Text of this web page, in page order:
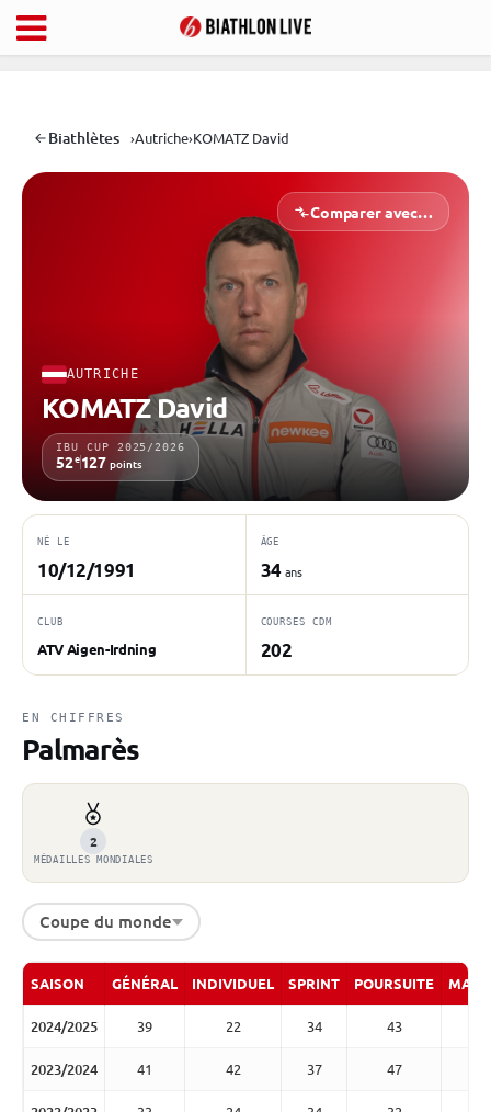
Biathlètes ›Autriche›KOMATZ David
AUTRICHE
KOMATZ David
IBU CUP 2025/2026
52e127 points
Comparer avec…
NÉ LE
10/12/1991
ÂGE
34 ans
CLUB
ATV Aigen-Irdning
COURSES CDM
202
EN CHIFFRES
Palmarès
2
MÉDAILLES MONDIALES
Coupe du monde
SAISON GÉNÉRAL INDIVIDUEL SPRINT POURSUITE
2024/2025 39 22 34 43
2023/2024 41 42 37 47